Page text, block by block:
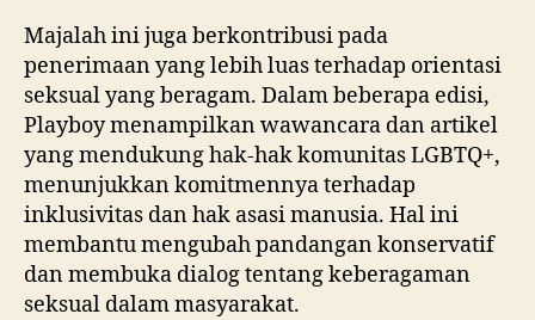
Majalah ini juga berkontribusi pada
penerimaan yang lebih luas terhadap orientasi
seksual yang beragam. Dalam beberapa edisi,
Playboy menampilkan wawancara dan artikel
yang mendukung hak-hak komunitas LGBTQ+,
menunjukkan komitmennya terhadap
inklusivitas dan hak asasi manusia. Hal ini
membantu mengubah pandangan konservatif
dan membuka dialog tentang keberagaman
seksual dalam masyarakat.